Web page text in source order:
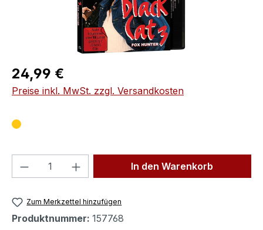
Regulärer Preis:
24,99 €
Preise inkl. MwSt. zzgl. Versandkosten
Produkt Anzahl: Gib denIn den Warenkorb
Zum Merkzettel hinzufügen
Produktnummer: 157768